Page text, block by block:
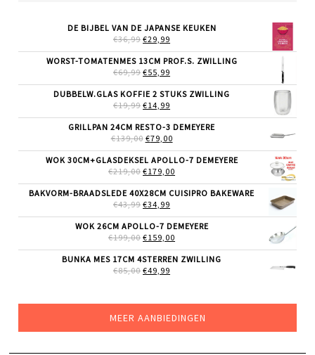
DE BIJBEL VAN DE JAPANSE KEUKEN
€36,99 OORSPRONKELIJKE
WAS:
€36,99.
€29,99
IS:
WORST-TOMATENMES 13CM PROF.S. ZWILLING
€69,99 OORSPRONKELIJKE
WAS:
€69,99.
€55,99
IS:
DUBBELW.GLAS KOFFIE 2 STUKS ZWILLING
€19,99 OORSPRONKELIJKE
WAS:
€19,99.
€14,99
IS:
€14,99.
GRILLPAN 24CM RESTO-3 DEMEYERE
€139,00 OORSPRONKELIJKE
WAS:
€139,00.
€79,00HUIDIGE
IS:
€79,00.
WOK 30CM+GLASDEKSEL APOLLO-7 DEMEYERE
€219,00 OORSPRONKELIJKE
WAS:
€219,00.
€179,00
IS:
BAKVORM-BRAADSLEDE 40X28CM CUISIPRO BAKEWARE
€43,99 OORSPRONKELIJKE
WAS:
€43,99.
€34,99
IS:
€34,99.
WOK 26CM APOLLO-7 DEMEYERE
€199,00 OORSPRONKELIJKE
WAS:
€199,00.
€159,00
IS:
BUNKA MES 17CM 4STERREN ZWILLING
€85,00 OORSPRONKELIJKE
€49,99
MEER AANBIEDINGEN